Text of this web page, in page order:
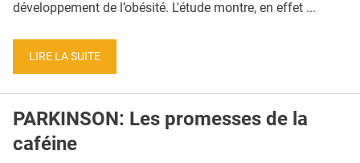
développement de l’obésité. L'étude montre, en effet ...
LIRE LA SUITE
PARKINSON: Les promesses de la
caféine